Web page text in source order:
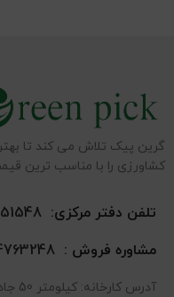
گرین پیک تلاش می کند تا
کشاورزی را با مناسب ترین
تلفن دفتر مرکزی:021
مشاوره فروش :